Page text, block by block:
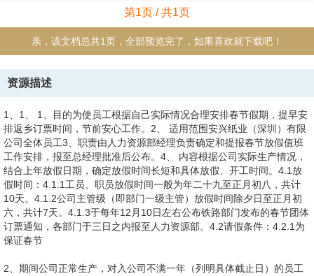
第1页 / 共1页
亲，该文档总共1页，全部预览完了，如果喜欢就下载吧！
资源描述
1、1、 1、目的为使员工根据自己实际情况合理安排春节假期，提早安
排返乡订票时间，节前安心工作。2、 适用范围安兴纸业（深圳）有限
公司全体员工3、职责由人力资源部经理负责确定和提报春节放假值班
工作安排，报至总经理批准后公布。4、 内容根据公司实际生产情况，
结合上年放假日期，确定放假时间长短和具体放假、开工时间。4.1放
假时间：4.1.1工员、职员放假时间一般为年二十九至正月初八，共计
10天。4.1.2公司主管级（即部门一级主管）放假时间除夕日至正月初
六，共计7天。4.1.3于每年12月10日左右公布铁路部门发布的春节团体
订票通知，各部门于三日之内报至人力资源部。4.2请假条件：4.2.1为
保证春节
2、期间公司正常生产，对入公司不满一年（列明具体截止日）的员工